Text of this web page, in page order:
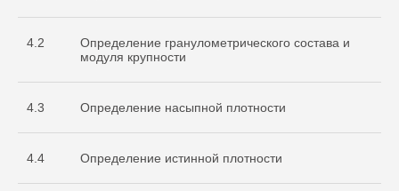
4.2
Определение гранулометрического состава и
модуля крупности
4.3 Определение насыпной плотности
4.4 Определение истинной плотности